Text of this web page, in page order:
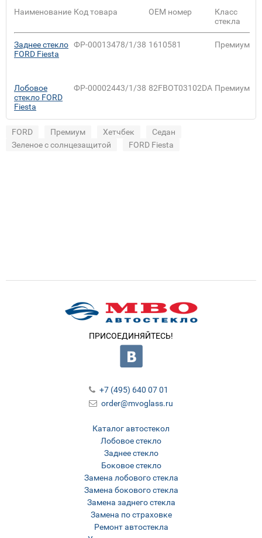
Наименование Код товара ОЕМ номер
Класс
стекла
Заднее стекло
FORD Fiesta
ФР-00013478/1/38 1610581 Премиум
Лобовое
стекло FORD
Fiesta
ФР-00002443/1/38 82FBOT03102DA Премиум
FORD Премиум Хетчбек
Седан
Зеленое с солнцезащитой
FORD Fiesta
ПРИСОЕДИНЯЙТЕСЬ!
Каталог автостекол
Лобовое стекло
Заднее стекло
Боковое стекло
Замена лобового стекла
Замена бокового стекла
Замена заднего стекла
Замена по страховке
Ремонт автостекла
+7 (495) 640 07 01
order@mvoglass.ru